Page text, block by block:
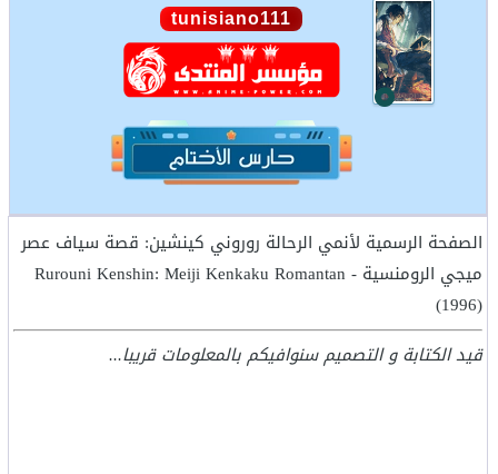
tunisiano111
الصفحة الرسمية لأنمي الرحالة روروني كينشين: قصة سياف عصر
ميجي الرومنسية - Rurouni Kenshin: Meiji Kenkaku Romantan
(1996)
قيد الكتابة و التصميم سنوافيكم بالمعلومات قريبا...